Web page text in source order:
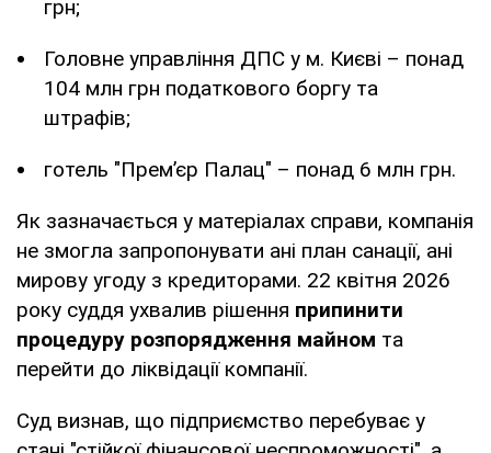
грн;
Головне управління ДПС у м. Києві – понад
104 млн грн податкового боргу та
штрафів;
готель "Прем’єр Палац" – понад 6 млн грн.
Як зазначається у матеріалах справи, компанія
не змогла запропонувати ані план санації, ані
мирову угоду з кредиторами. 22 квітня 2026
року суддя ухвалив рішення припинити
процедуру розпорядження майном та
перейти до ліквідації компанії.
Суд визнав, що підприємство перебуває у